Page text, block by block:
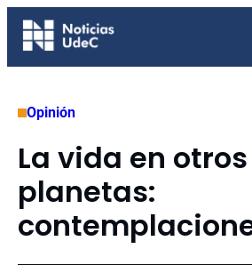
Saltar
Opinión
La vida en otros
planetas: